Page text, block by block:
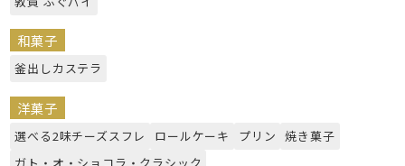
和菓子
釜出しカステラ
洋菓子
選べる2味チーズスフレ ロールケーキ プリン
焼き菓子
ガト・オ・ショコラ・クラシック